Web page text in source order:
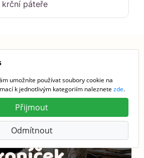
krční páteře
zádům
teď, než
zhorší váš
umožníte používat soubory cookie na
k jednotlivým kategoriím naleznete zde.
Přijmout
Odmítnout